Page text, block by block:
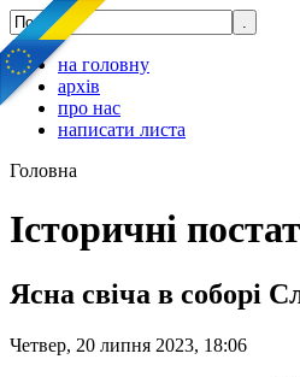
на головну
архів
про нас
написати листа
Головна
Історичні
Ясна свіча в соборі
Четвер, 20 липня 2023, 18:06